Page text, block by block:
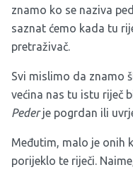
znamo ko se naziva
saznat ćemo kada tu
pretraživač.
Svi mislimo da znamo
većina nas tu istu riječ
Pederje pogrdan ili
Međutim, malo je onih
porijeklo te riječi.